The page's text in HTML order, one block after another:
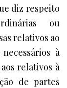
diz respeito
ou
relativos ao
à
relativos à
de partes